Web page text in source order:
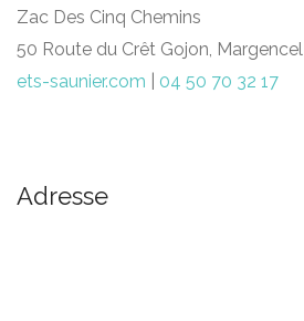
Zac Des Cinq Chemins
50 Route du Crêt Gojon, Margencel
ets-saunier.com
04 50 70 32 17
Adresse